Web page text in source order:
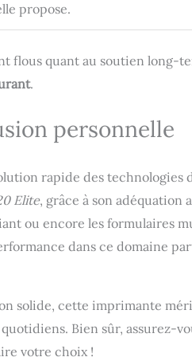
propose.
flous quant au soutien long-
.
personnelle
rapide des technologies
Elite, grâce à son adéquation
ou encore les formulaires
dans ce domaine
solide, cette imprimante
Bien sûr, assurez-
votre choix !